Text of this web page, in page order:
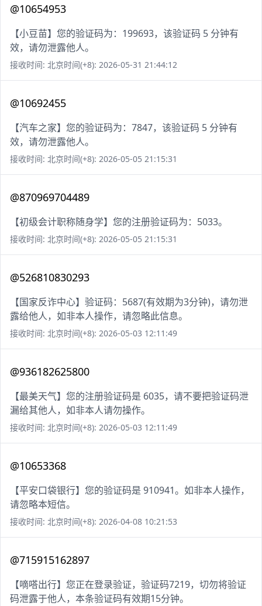
@10654953
【小豆苗】您的验证码为：199693，该验证码 5 分钟有
效，请勿泄露他人。
接收时间: 北京时间(+8): 2026-05-31 21:44:12
@10692455
【汽车之家】您的验证码为：7847，该验证码 5 分钟有
效，请勿泄露他人。
接收时间: 北京时间(+8): 2026-05-05 21:15:31
@870969704489
【初级会计职称随身学】您的注册验证码为：5033。
接收时间: 北京时间(+8): 2026-05-05 21:15:31
@526810830293
【国家反诈中心】验证码：5687(有效期为3分钟)，请勿泄
露给他人，如非本人操作，请忽略此信息。
接收时间: 北京时间(+8): 2026-05-03 12:11:49
@936182625800
【最美天气】您的注册验证码是 6035，请不要把验证码泄
漏给其他人，如非本人请勿操作。
接收时间: 北京时间(+8): 2026-05-03 12:11:49
@10653368
【平安口袋银行】您的验证码是 910941。如非本人操作，
请忽略本短信。
接收时间: 北京时间(+8): 2026-04-08 10:21:53
@715915162897
【嘀嗒出行】您正在登录验证，验证码7219，切勿将验证
码泄露于他人，本条验证码有效期15分钟。